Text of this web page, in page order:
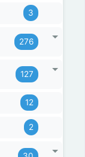
3
276
127
12
2